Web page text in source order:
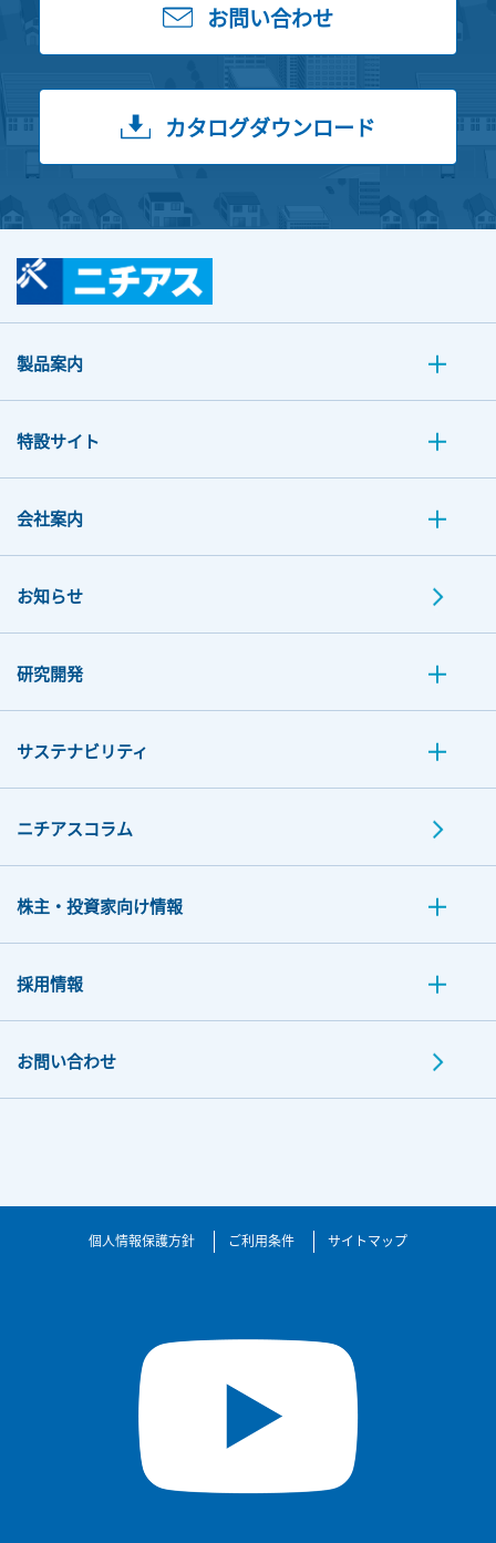
お問い合わせ
カタログダウンロード
製品案内
特設サイト
会社案内
お知らせ
研究開発
サステナビリティ
ニチアスコラム
株主・投資家向け情報
採用情報
お問い合わせ
個人情報保護方針 ご利用条件 サイトマップ